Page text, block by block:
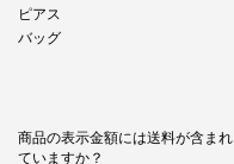
ピアス
バッグ
商品の表示金額には送料が含まれ
ていますか？